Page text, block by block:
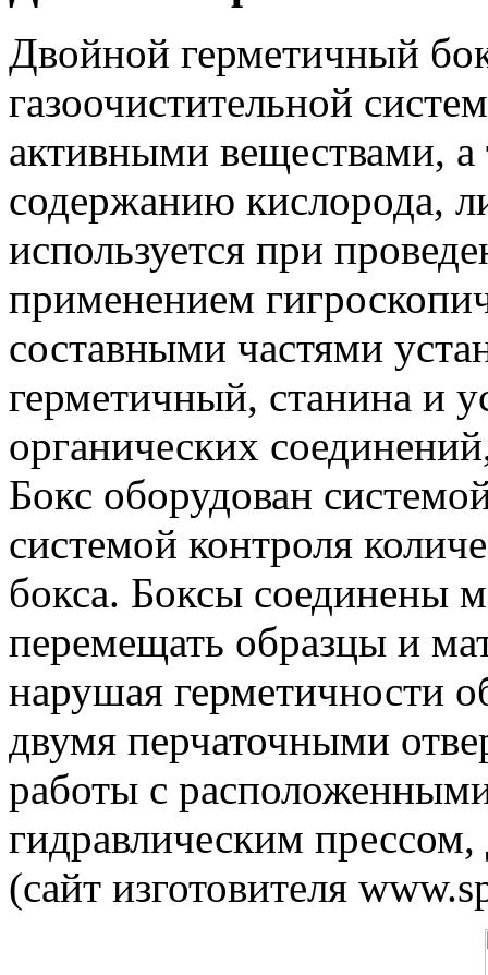
Двойной герметичный
газоочистительной
активными веществами,
содержанию кислорода,
используется при
применением
составными частями
герметичный, станина и
органических
Бокс оборудован
системой контроля
бокса. Боксы соединены
перемещать образцы и
нарушая герметичности
двумя перчаточными
работы с
гидравлическим
(сайт изготовителя